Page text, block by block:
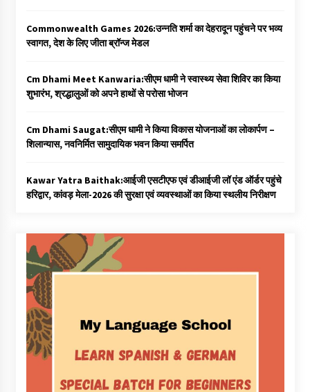
Commonwealth Games 2026:उन्नति शर्मा का देहरादून पहुंचने पर भव्य
स्वागत, देश के लिए जीता ब्रॉन्ज मेडल
Cm Dhami Meet Kanwaria:सीएम धामी ने स्वास्थ्य सेवा शिविर का किया
शुभारंभ, श्रद्धालुओं को अपने हाथों से परोसा भोजन
Cm Dhami Saugat:सीएम धामी ने किया विकास योजनाओं का लोकार्पण –
शिलान्यास, नवनिर्मित सामुदायिक भवन किया समर्पित
Kawar Yatra Baithak:आईजी एसटीएफ एवं डीआईजी लॉ एंड ऑर्डर पहुंचे
हरिद्वार, कांवड़ मेला-2026 की सुरक्षा एवं व्यवस्थाओं का किया स्थलीय निरीक्षण